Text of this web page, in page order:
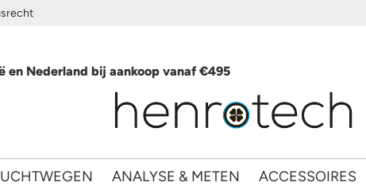
en Nederland bij aankoop vanaf €495
ANALYSE & METEN ACCESSOIRES